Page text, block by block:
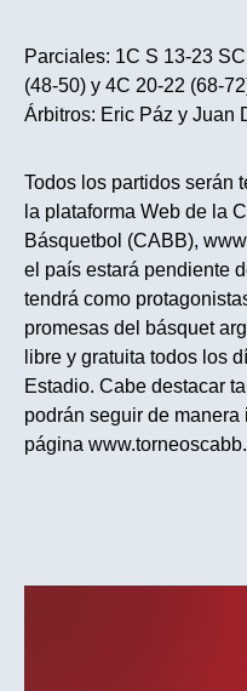
Parciales: 1C S 13-23
(48-50) y 4C 20-22 (68-
Árbitros: Eric Páz y Juan
Todos los partidos serán
la plataforma Web de la
Básquetbol (CABB),
el país estará pendiente
tendrá como
promesas del básquet
libre y gratuita todos los
Estadio. Cabe destacar
podrán seguir de
página